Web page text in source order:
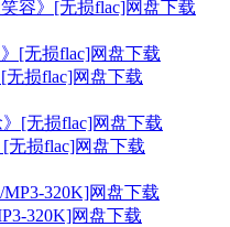
容》[无损flac]网盘下载
无损flac]网盘下载
无损flac]网盘下载
320K]网盘下载